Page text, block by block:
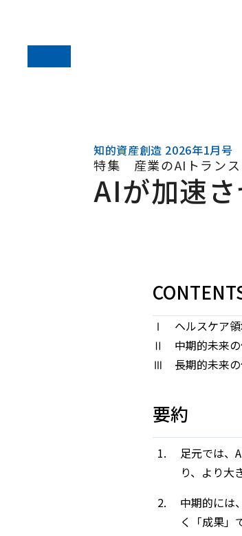
知的資産創造 2026年1月号
特集 産業のAIトランス
AIが加速
Ⅰ ヘルスケア領
Ⅱ 中期的未来の
Ⅲ 長期的未来の
要約
足元では、
り、より大
中期的には
く「成果」